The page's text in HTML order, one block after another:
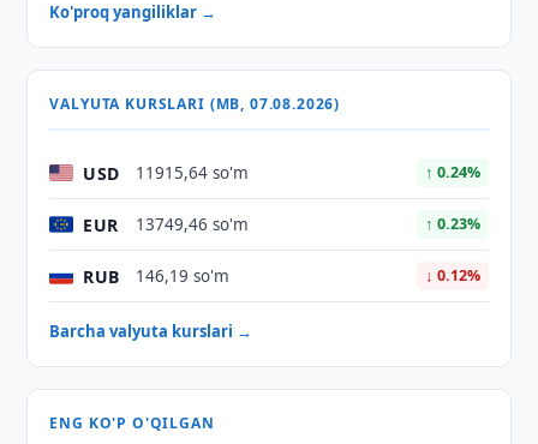
Ko'proq yangiliklar →
VALYUTA KURSLARI (MB, 07.08.2026)
USD 11915,64 so'm ↑ 0.24%
EUR 13749,46 so'm ↑ 0.23%
RUB 146,19 so'm ↓ 0.12%
Barcha valyuta kurslari →
ENG KO'P O'QILGAN